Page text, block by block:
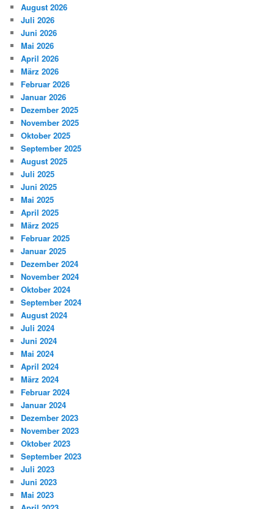
August 2026
Juli 2026
Juni 2026
Mai 2026
April 2026
März 2026
Februar 2026
Januar 2026
Dezember 2025
November 2025
Oktober 2025
September 2025
August 2025
Juli 2025
Juni 2025
Mai 2025
April 2025
März 2025
Februar 2025
Januar 2025
Dezember 2024
November 2024
Oktober 2024
September 2024
August 2024
Juli 2024
Juni 2024
Mai 2024
April 2024
März 2024
Februar 2024
Januar 2024
Dezember 2023
November 2023
Oktober 2023
September 2023
Juli 2023
Juni 2023
Mai 2023